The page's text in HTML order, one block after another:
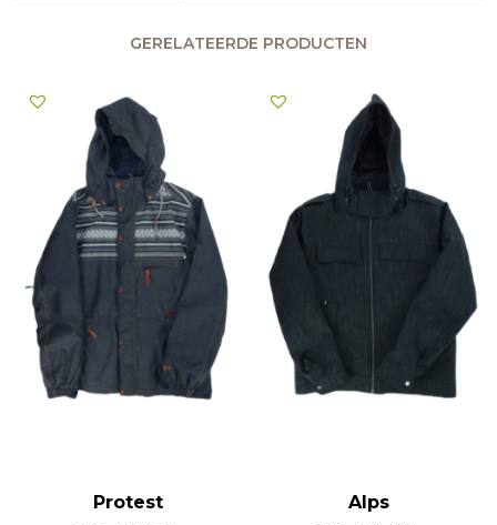
GERELATEERDE PRODUCTEN
Protest
Alps